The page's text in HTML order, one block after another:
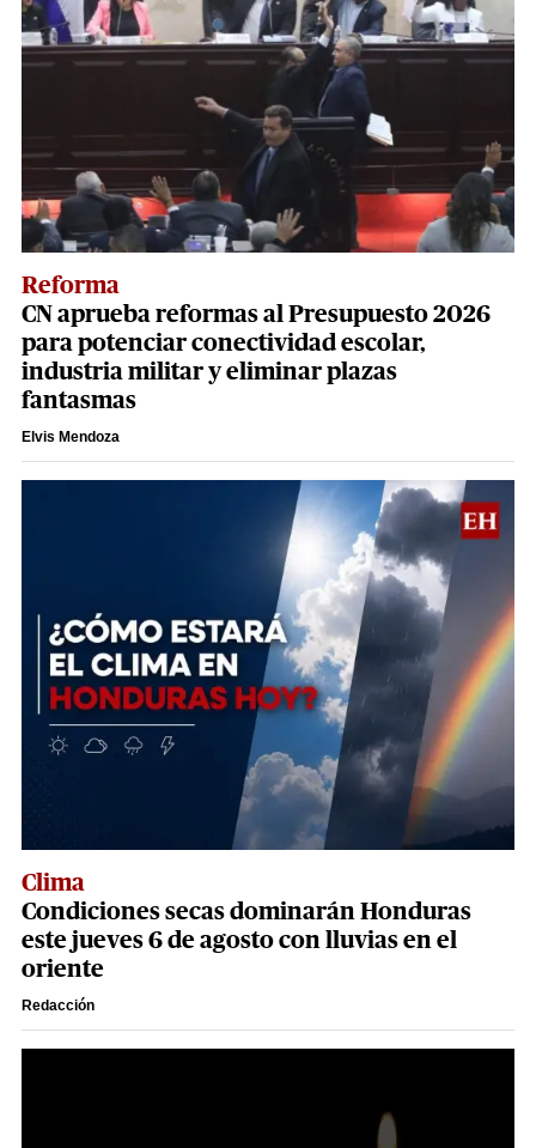
Reforma
CN aprueba reformas al Presupuesto 2026
para potenciar conectividad escolar,
industria militar y eliminar plazas
fantasmas
Elvis Mendoza
Clima
Condiciones secas dominarán Honduras
este jueves 6 de agosto con lluvias en el
oriente
Redacción